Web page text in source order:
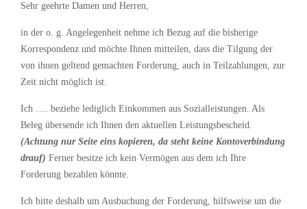
Sehr geehrte Damen und Herren,
in der o. g. Angelegenheit nehme ich Bezug auf die bisherige
Korrespondenz und möchte Ihnen mitteilen, dass die Tilgung der
von ihnen geltend gemachten Forderung, auch in Teilzahlungen, zur
Zeit nicht möglich ist.
Ich …. beziehe lediglich Einkommen aus Sozialleistungen. Als
Beleg übersende ich Ihnen den aktuellen Leistungsbescheid.
(Achtung nur Seite eins kopieren, da steht keine Kontoverbindung
drauf) Ferner besitze ich kein Vermögen aus dem ich Ihre
Forderung bezahlen könnte.
Ich bitte deshalb um Ausbuchung der Forderung, hilfsweise um die